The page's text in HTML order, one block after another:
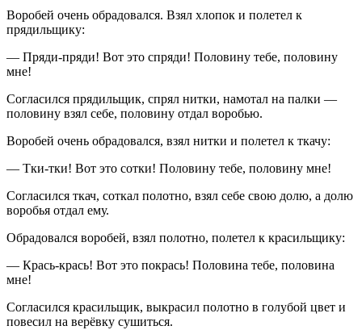
Воробей очень обрадовался. Взял хлопок и полетел к
прядильщику:
— Пряди-пряди! Вот это спряди! Половину тебе, половину
мне!
Согласился прядильщик, спрял нитки, намотал на палки —
половину взял себе, половину отдал воробью.
Воробей очень обрадовался, взял нитки и полетел к ткачу:
— Тки-тки! Вот это сотки! Половину тебе, половину мне!
Согласился ткач, соткал полотно, взял себе свою долю, а долю
воробья отдал ему.
Обрадовался воробей, взял полотно, полетел к красильщику:
— Крась-крась! Вот это покрась! Половина тебе, половина
мне!
Согласился красильщик, выкрасил полотно в голубой цвет и
повесил на верёвку сушиться.